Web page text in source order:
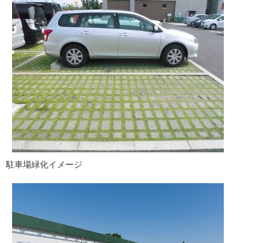
駐車場緑化イメージ